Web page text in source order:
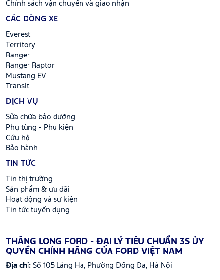
Chính sách vận chuyển và giao nhận
CÁC DÒNG XE
Everest
Territory
Ranger
Ranger Raptor
Mustang EV
Transit
DỊCH VỤ
Sửa chữa bảo dưỡng
Phụ tùng - Phụ kiện
Cứu hộ
Bảo hành
TIN TỨC
Tin thị trường
Sản phẩm & ưu đãi
Hoạt động và sự kiện
Tin tức tuyển dụng
THĂNG LONG FORD - ĐẠI LÝ TIÊU CHUẨN 3S ỦY
QUYỀN CHÍNH HÃNG CỦA FORD VIỆT NAM
Địa chỉ: Số 105 Láng Hạ, Phường Đống Đa, Hà Nội